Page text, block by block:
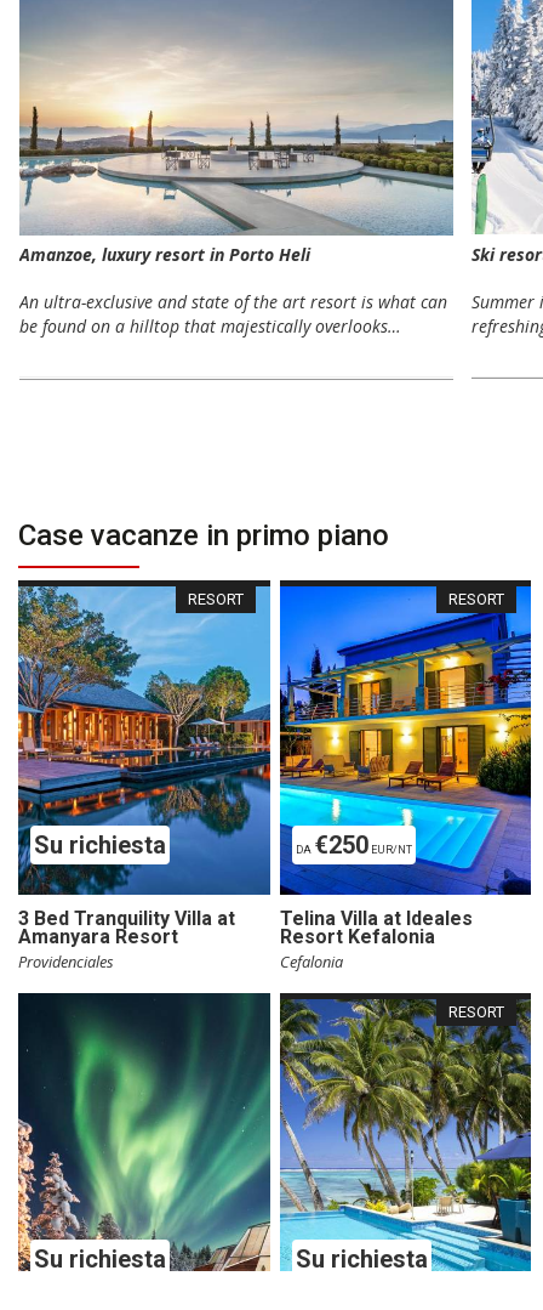
Amanzoe, luxury resort in Porto Heli
An ultra-exclusive and state of the art resort is what can
be found on a hilltop that majestically overlooks…
Ski
Summer
Case vacanze in primo piano
Su richiesta
3 Bed Tranquility Villa at
Amanyara Resort
Providenciales
RESORT
DA €250EUR/NT
Telina Villa at Ideales
Resort Kefalonia
Cefalonia
RESORT
Su richiesta Su richiesta
RESORT